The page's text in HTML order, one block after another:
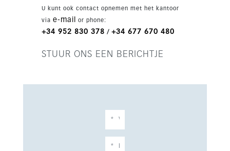
voorzieningen, met opties zoals extra en-suite
slaapkamers, een gym, sauna/hammam of een
cinema/games room.
U kunt ook contact opnemen met het kantoor
via e-mail or phone:
+34 952 830 378 / +34 677 670 480
STUUR ONS EEN BERICHTJE